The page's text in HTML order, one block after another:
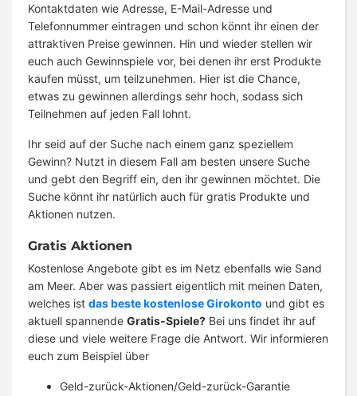
Kontaktdaten wie Adresse, E-Mail-Adresse und
Telefonnummer eintragen und schon könnt ihr einen der
attraktiven Preise gewinnen. Hin und wieder stellen wir
euch auch Gewinnspiele vor, bei denen ihr erst Produkte
kaufen müsst, um teilzunehmen. Hier ist die Chance,
etwas zu gewinnen allerdings sehr hoch, sodass sich
Teilnehmen auf jeden Fall lohnt.
Ihr seid auf der Suche nach einem ganz speziellem
Gewinn? Nutzt in diesem Fall am besten unsere Suche
und gebt den Begriff ein, den ihr gewinnen möchtet. Die
Suche könnt ihr natürlich auch für gratis Produkte und
Aktionen nutzen.
Gratis Aktionen
Kostenlose Angebote gibt es im Netz ebenfalls wie Sand
am Meer. Aber was passiert eigentlich mit meinen Daten,
welches ist das beste kostenlose Girokonto und gibt es
aktuell spannende Gratis-Spiele? Bei uns findet ihr auf
diese und viele weitere Frage die Antwort. Wir informieren
euch zum Beispiel über
Geld-zurück-Aktionen/Geld-zurück-Garantie